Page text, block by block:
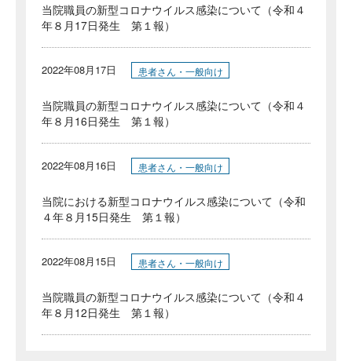
当院職員の新型コロナウイルス感染について（令和４
年８月17日発生 第１報）
2022年08月17日 患者さん・一般向け
当院職員の新型コロナウイルス感染について（令和４
年８月16日発生 第１報）
2022年08月16日 患者さん・一般向け
当院における新型コロナウイルス感染について（令和
４年８月15日発生 第１報）
2022年08月15日 患者さん・一般向け
当院職員の新型コロナウイルス感染について（令和４
年８月12日発生 第１報）